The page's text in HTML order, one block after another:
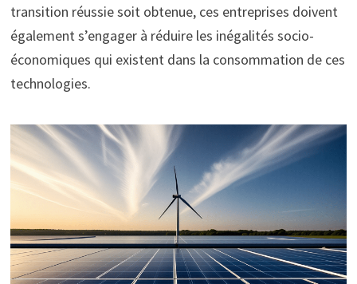
transition réussie soit obtenue, ces entreprises doivent
également s’engager à réduire les inégalités socio-
économiques qui existent dans la consommation de ces
technologies.